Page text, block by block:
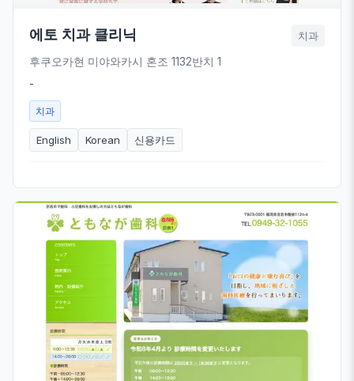
에토 치과 클리닉 치과
후쿠오카현 미야와카시 혼조 1132반치 1
-
치과
English Korean 신용카드